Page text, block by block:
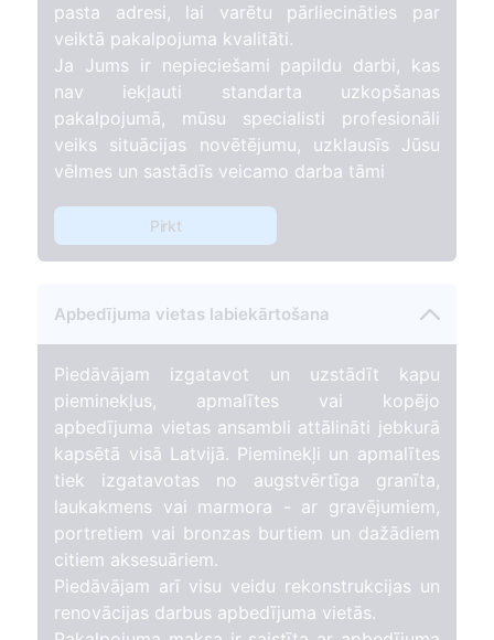
pasta adresi, lai varētu pārliecināties par
veiktā pakalpojuma kvalitāti.
Ja Jums ir nepieciešami papildu darbi, kas
nav iekļauti standarta uzkopšanas
pakalpojumā, mūsu specialisti profesionāli
veiks situācijas novētējumu, uzklausīs Jūsu
vēlmes un sastādīs veicamo darba tāmi
Pirkt
Apbedījuma vietas labiekārtošana
Piedāvājam izgatavot un uzstādīt kapu
pieminekļus, apmalītes vai kopējo
apbedījuma vietas ansambli attālināti jebkurā
kapsētā visā Latvijā. Pieminekļi un apmalītes
tiek izgatavotas no augstvērtīga granīta,
laukakmens vai marmora - ar gravējumiem,
portretiem vai bronzas burtiem un dažādiem
citiem aksesuāriem.
Piedāvājam arī visu veidu rekonstrukcijas un
renovācijas darbus apbedījuma vietās.